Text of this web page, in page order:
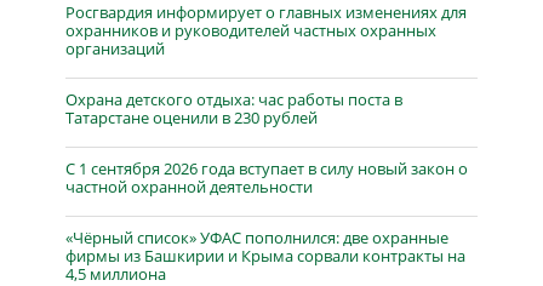
Росгвардия информирует о главных изменениях для
охранников и руководителей частных охранных
организаций
Охрана детского отдыха: час работы поста в
Татарстане оценили в 230 рублей
С 1 сентября 2026 года вступает в силу новый закон о
частной охранной деятельности
«Чёрный список» УФАС пополнился: две охранные
фирмы из Башкирии и Крыма сорвали контракты на
4,5 миллиона